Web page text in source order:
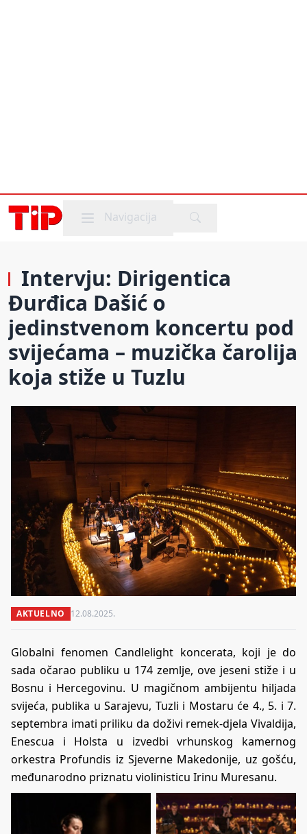
Mobile menu
Navigacija
Intervju: Dirigentica
Đurđica Dašić o
jedinstvenom koncertu pod
svijećama – muzička čarolija
koja stiže u Tuzlu
AKTUELNO 12.08.2025.
Globalni fenomen Candlelight koncerata, koji je do
sada očarao publiku u 174 zemlje, ove jeseni stiže i u
Bosnu i Hercegovinu. U magičnom ambijentu hiljada
svijeća, publika u Sarajevu, Tuzli i Mostaru će 4., 5. i 7.
septembra imati priliku da doživi remek-djela Vivaldija,
Enescua i Holsta u izvedbi vrhunskog kamernog
orkestra Profundis iz Sjeverne Makedonije, uz gošću,
međunarodno priznatu violinisticu Irinu Muresanu.